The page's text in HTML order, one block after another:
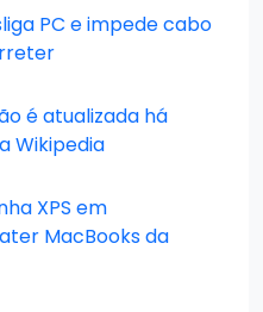
PC e impede cabo
é atualizada há
Wikipedia
XPS em
MacBooks da